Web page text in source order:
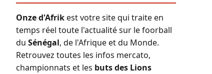
Onze d'Afrikest votre site qui traite en
temps réel toute l'actualité sur le foorball
du Sénégal, de l'Afrique et du Monde.
Retrouvez toutes les infos mercato,
championnats et les buts des Lions